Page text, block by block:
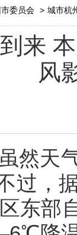
委员会 > 城市杭
来
风
然天
过，
东部